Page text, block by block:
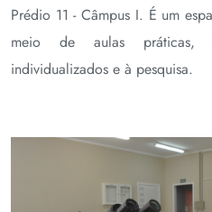
Prédio 11 - Câmpus I. É um
meio de aulas práticas,
individualizados e à pesquisa.